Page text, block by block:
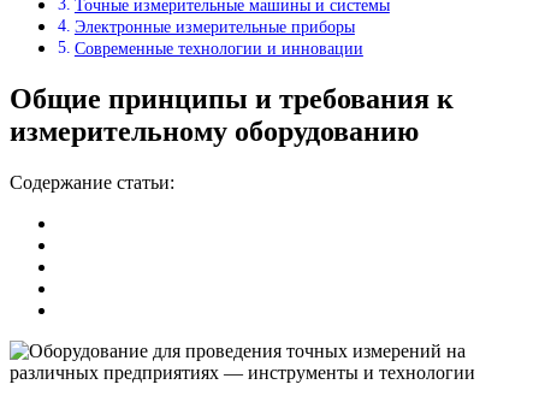
Точные измерительные машины и системы
Электронные измерительные приборы
Современные технологии и инновации
Общие принципы и требования к
измерительному оборудованию
Содержание статьи: